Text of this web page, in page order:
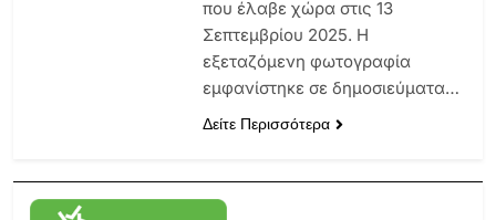
που έλαβε χώρα στις 13
Σεπτεμβρίου 2025. Η
εξεταζόμενη φωτογραφία
εμφανίστηκε σε δημοσιεύματα…
Δείτε Περισσότερα